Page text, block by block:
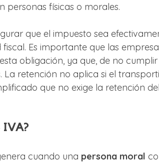
personas físicas o morales.
que el impuesto sea
Es importante que las
obligación, ya que, de no
retención no aplica si el
que no exige la retención
IVA?
cuando una persona moral